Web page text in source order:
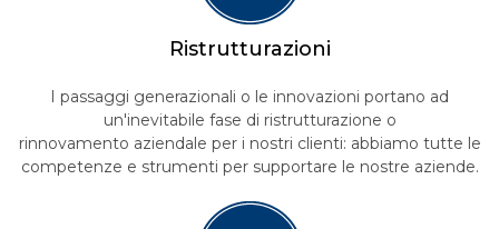
Ristrutturazioni
I passaggi generazionali o le innovazioni portano ad
un'inevitabile fase di ristrutturazione o
rinnovamento aziendale per i nostri clienti: abbiamo tutte le
competenze e strumenti per supportare le nostre aziende.